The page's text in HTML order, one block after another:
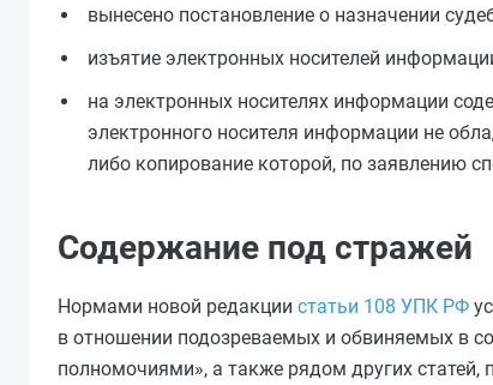
вынесено постановление о назначении
изъятие электронных носителей
на электронных носителях информации
электронного носителя информации не
либо копирование которой, по заявлению
Содержание под стражей
Нормами новой редакции статьи 108 УПК РФ
в отношении подозреваемых и обвиняемых в
полномочиями», а также рядом других статей,